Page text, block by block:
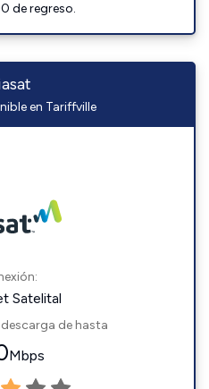
de regreso.
en Tariffville
Satelital
de hasta
Mbps